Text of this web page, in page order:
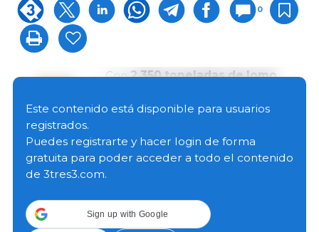
0
Con2.350 toneladasde lomo
e Hijos continúa como líder en la
de Europa que se comercializa
principalmente en España, tanto
en el canal distribución como restauración.
El lomo embuchadorepresenta el 30% del total
de los elaborados c
rnicos que produce la
Este contenido está disponible para usuarios
registrados.
Puedes registrarte y hacer login de forma
gratuita para poder acceder a todo el contenido
de 3tres3.com.
Sign up with Google